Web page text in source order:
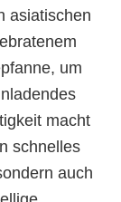
asiatischen
um
macht
schnelles
auch